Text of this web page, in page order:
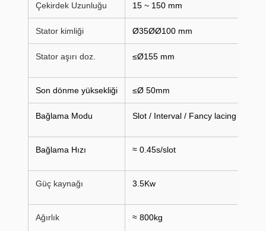
Çekirdek Uzunluğu 15 ~ 150 mm
Stator kimliği Ø35ØØ100 mm
Stator aşırı doz. ≤Ø155 mm
Son dönme yüksekliği ≤Ø 50mm
Bağlama Modu Slot / Interval / Fancy lacing
Bağlama Hızı ≈ 0.45s/slot
Güç kaynağı 3.5Kw
Ağırlık ≈ 800kg